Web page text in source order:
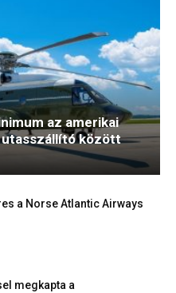
az amerikai
utasszállító között
a Norse Atlantic Airways
megkapta a